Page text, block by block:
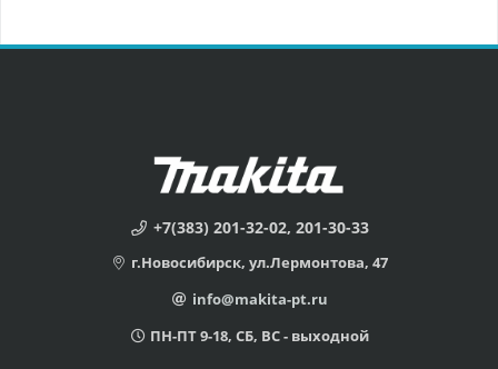
+7(383) 201-32-02, 201-30-33
г.Новосибирск, ул.Лермонтова, 47
info@makita-pt.ru
ПН-ПТ 9-18, СБ, ВС - выходной